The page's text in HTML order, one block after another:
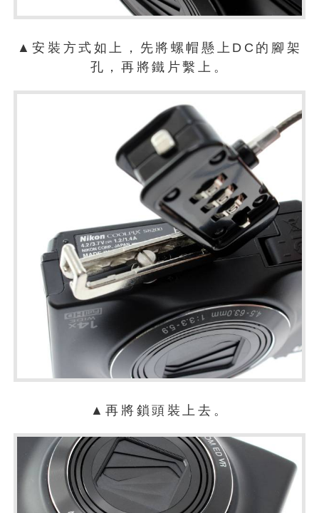
▲安裝方式如上，先將螺帽懸上DC的腳架
孔，再將鐵片繫上。
▲再將鎖頭裝上去。